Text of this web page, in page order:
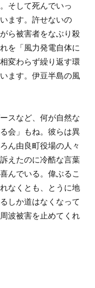
そして死んでいっ
ます。許せないの
ら被害者をなぶり殺
を「風力発電自体に
変わらず繰り返す環
ます。伊豆半島の風
スなど、何が自然な
会」もね。彼らは異
ん由良町役場の人々
えたのに冷酷な言葉
んでいる。偉ぶるこ
なくとも、とうに地
しか道はなくなって
波被害を止めてくれ